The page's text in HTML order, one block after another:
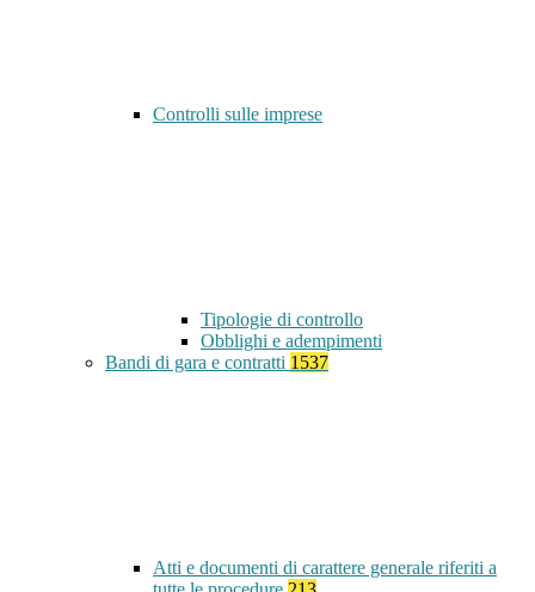
Controlli sulle imprese
Tipologie di controllo
Obblighi e adempimenti
Bandi di gara e contratti 1537
Atti e documenti di carattere generale riferiti a